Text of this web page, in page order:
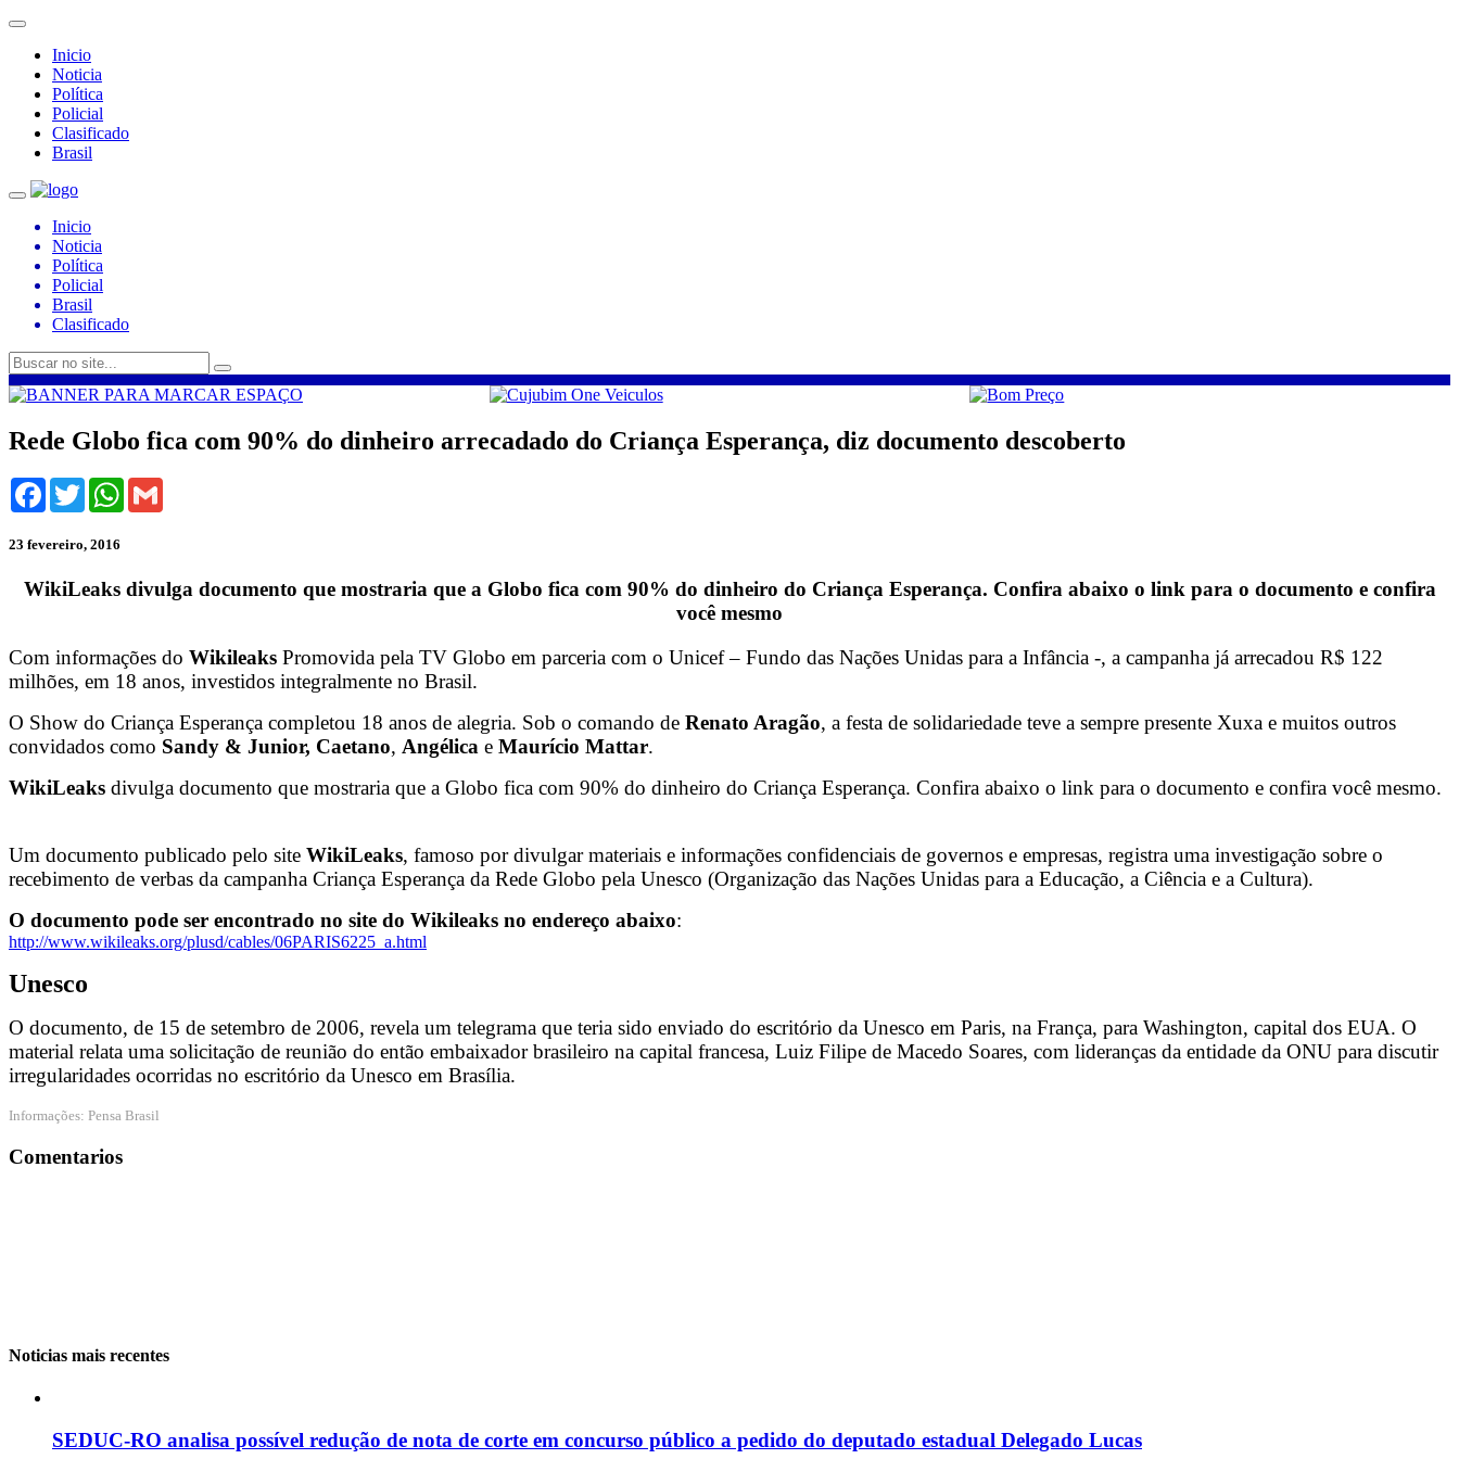
Inicio
Noticia
Política
Policial
Clasificado
Brasil
Inicio
Noticia
Política
Policial
Brasil
Clasificado
Rede Globo fica com 90% do dinheiro arrecadado do Criança Esperança, diz documento descoberto
Facebook
TwitterWhatsApp
23 fevereiro, 2016
WikiLeaks divulga documento que mostraria que a Globo fica com 90% do dinheiro do Criança Esperança. Confira abaixo o link para o documento e confira
você mesmo
Com informações do Wikileaks Promovida pela TV Globo em parceria com o Unicef – Fundo das Nações Unidas para a Infância -, a campanha já arrecadou R$ 122
milhões, em 18 anos, investidos integralmente no Brasil.
O Show do Criança Esperança completou 18 anos de alegria. Sob o comando de Renato Aragão, a festa de solidariedade teve a sempre presente Xuxa e muitos outros
convidados como Sandy & Junior, Caetano, Angélica e Maurício Mattar.
WikiLeaks divulga documento que mostraria que a Globo fica com 90% do dinheiro do Criança Esperança. Confira abaixo o link para o documento e confira você mesmo.
Um documento publicado pelo site WikiLeaks, famoso por divulgar materiais e informações confidenciais de governos e empresas, registra uma investigação sobre o
recebimento de verbas da campanha Criança Esperança da Rede Globo pela Unesco (Organização das Nações Unidas para a Educação, a Ciência e a Cultura).
O documento pode ser encontrado no site do Wikileaks no endereço abaixo:
http://www.wikileaks.org/plusd/cables/06PARIS6225_a.html
Unesco
O documento, de 15 de setembro de 2006, revela um telegrama que teria sido enviado do escritório da Unesco em Paris, na França, para Washington, capital dos EUA. O
material relata uma solicitação de reunião do então embaixador brasileiro na capital francesa, Luiz Filipe de Macedo Soares, com lideranças da entidade da ONU para discutir
irregularidades ocorridas no escritório da Unesco em Brasília.
Informações: Pensa Brasil
Comentarios
Noticias mais recentes
SEDUC-RO analisa possível redução de nota de corte em concurso público a pedido do deputado estadual Delegado Lucas